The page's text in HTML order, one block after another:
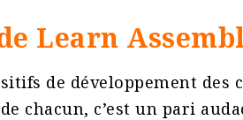
Learn
de développement des
chacun, c’est un pari